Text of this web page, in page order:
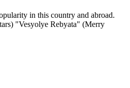
in this country and abroad.
"Vesyolye Rebyata" (Merry